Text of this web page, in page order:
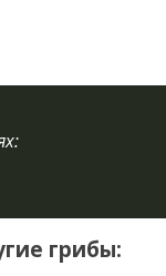
грибы: